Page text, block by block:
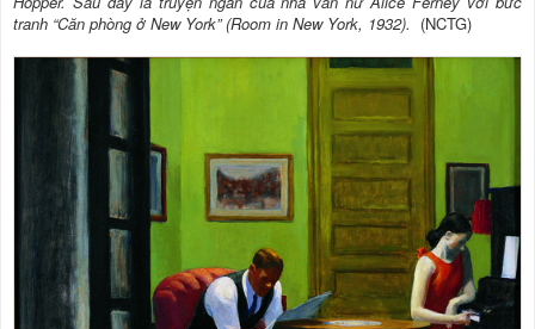
tranh “Căn phòng ở New York” (Room in New York, 1932). (NCTG)